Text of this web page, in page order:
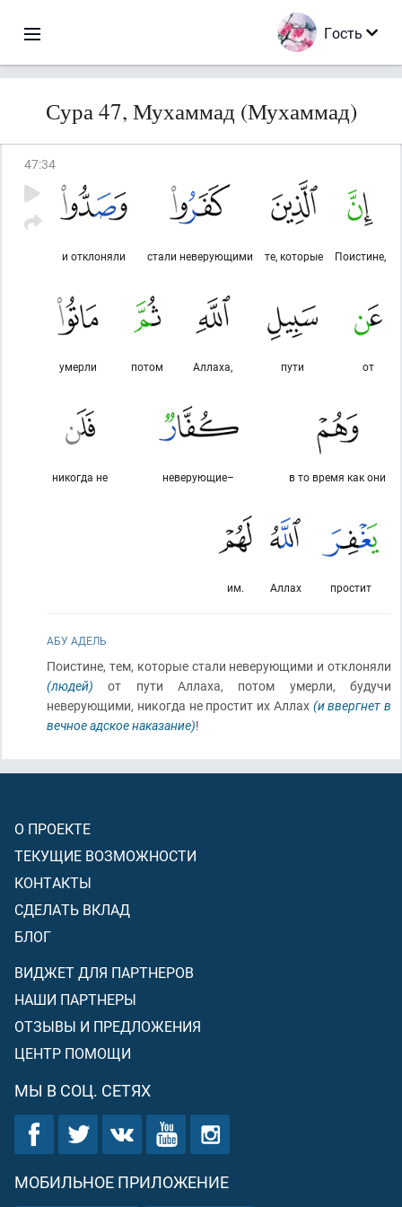
Гость
Сура 47, Мухаммад (Мухаммад)
47:34
Поистине,
те, которые
стали неверующими
и отклоняли
от
пути
Аллаха,
потом
умерли
в то время как они
неверующие–
никогда не
простит
Аллах
им.
АБУ АДЕЛЬ
Поистине, тем, которые стали неверующими и отклоняли
(людей) от пути Аллаха, потом умерли, будучи
неверующими, никогда не простит их Аллах (и ввергнет в
вечное адское наказание)!
О ПРОЕКТЕ
ТЕКУЩИЕ ВОЗМОЖНОСТИ
КОНТАКТЫ
СДЕЛАТЬ ВКЛАД
БЛОГ
ВИДЖЕТ ДЛЯ ПАРТНЕРОВ
НАШИ ПАРТНЕРЫ
ОТЗЫВЫ И ПРЕДЛОЖЕНИЯ
ЦЕНТР ПОМОЩИ
МЫ В СОЦ. СЕТЯХ
МОБИЛЬНОЕ ПРИЛОЖЕНИЕ